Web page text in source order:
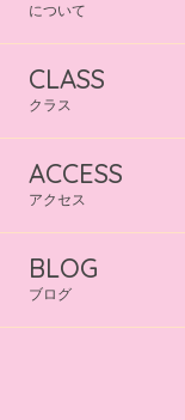
について
CLASS
クラス
ACCESS
アクセス
BLOG
ブログ